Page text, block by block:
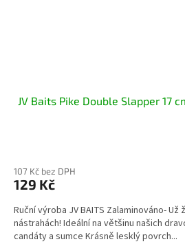
JV Baits Pike Double Slapper 17
107 Kč bez DPH
129 Kč
Ruční výroba JV BAITS Zalaminováno-
nástrahách! Ideální na většinu našich
candáty a sumce Krásně lesklý povrch...